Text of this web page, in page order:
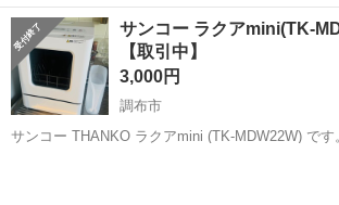
食器洗い乾燥機「ラクア」 2021年製 型番：
STTDWADB 定価：34,800円 サンコー公式通販サ
す。 ...
東京 調布市 飛田給駅 キッチン家電
サンコー ラクアmini(TK-
【取引中】
3,000円
調布市
サンコー THANKO ラクアmini (TK-MDW22W) です